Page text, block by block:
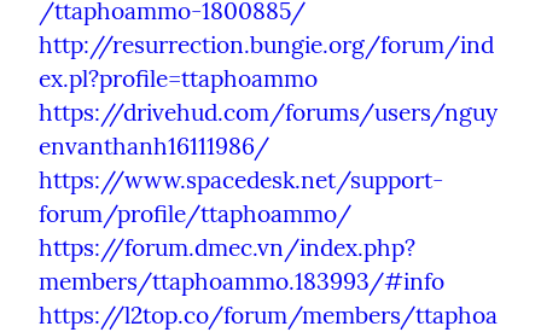
/ttaphoammo-1800885/
http://resurrection.bungie.org/forum/ind
ex.pl?profile=ttaphoammo
https://drivehud.com/forums/users/nguy
envanthanh16111986/
https://www.spacedesk.net/support-
forum/profile/ttaphoammo/
https://forum.dmec.vn/index.php?
members/ttaphoammo.183993/#info
https://l2top.co/forum/members/ttaphoa